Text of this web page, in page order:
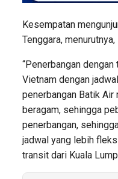
Kesempatan
Tenggara,
“Penerbangan
Vietnam dengan
penerbangan Batik Air
beragam, sehingga
penerbangan,
jadwal yang lebih
transit dari Kuala